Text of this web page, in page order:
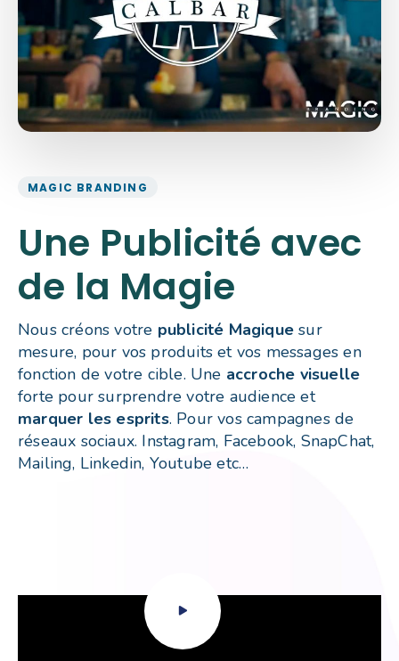
MAGIC BRANDING
Une Publicité avec
de la Magie
Nous créons votre publicité Magique sur
mesure, pour vos produits et vos messages en
fonction de votre cible. Une accroche visuelle
forte pour surprendre votre audience et
marquer les esprits. Pour vos campagnes de
réseaux sociaux. Instagram, Facebook, SnapChat,
Mailing, Linkedin, Youtube etc…